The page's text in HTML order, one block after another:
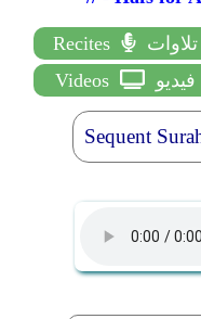
Recites تلاوات
Videos
فيديو